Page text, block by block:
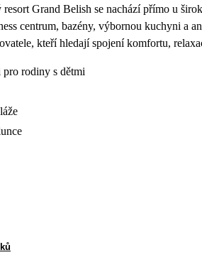
Grand Belish se nachází přímo u
centrum, bazény, výbornou kuchyni a
kteří hledají spojení komfortu,
rodiny s dětmi